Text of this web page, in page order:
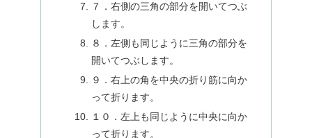
７．右側の三角の部分を開いてつぶ
します。
８．左側も同じように三角の部分を
開いてつぶします。
９．右上の角を中央の折り筋に向か
って折ります。
１０．左上も同じように中央に向か
って折ります。